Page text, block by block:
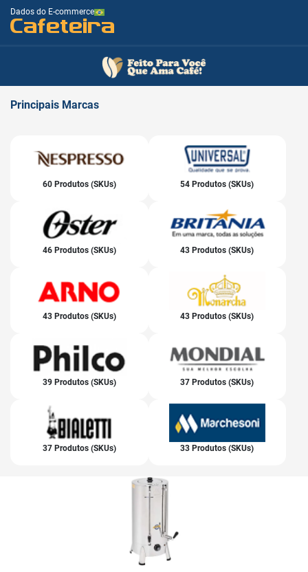
Dados do E-commerce
Cafeteira
Principais Marcas
60 Produtos (SKUs) 54 Produtos (SKUs)
46 Produtos (SKUs) 43 Produtos (SKUs)
43 Produtos (SKUs) 43 Produtos (SKUs)
39 Produtos (SKUs) 37 Produtos (SKUs)
37 Produtos (SKUs) 33 Produtos (SKUs)